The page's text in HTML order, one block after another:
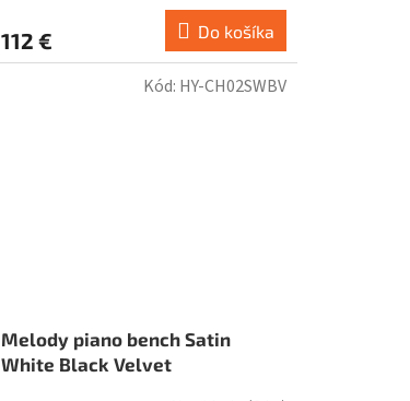
112 € Do košíka
Melody piano bench Satin
White Black Velvet
Kód: HY-CH02SWBV